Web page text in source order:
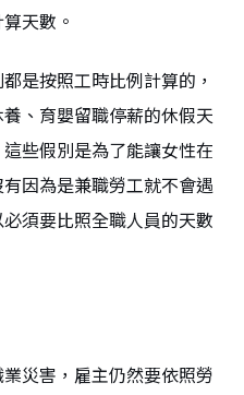
天數。
是按照工時比例計算的，
、育嬰留職停薪的休假天
些假別是為了能讓女性在
因為是兼職勞工就不會遇
須要比照全職人員的天數
災害，雇主仍然要依照勞